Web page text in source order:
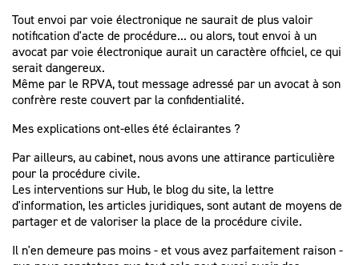
Tout envoi par voie électronique ne saurait de plus valoir
notification d'acte de procédure... ou alors, tout envoi à un
avocat par voie électronique aurait un caractère officiel, ce qui
serait dangereux.
Même par le RPVA, tout message adressé par un avocat à son
confrère reste couvert par la confidentialité.
Mes explications ont-elles été éclairantes ?
Par ailleurs, au cabinet, nous avons une attirance particulière
pour la procédure civile.
Les interventions sur Hub, le blog du site, la lettre
d'information, les articles juridiques, sont autant de moyens de
partager et de valoriser la place de la procédure civile.
Il n'en demeure pas moins - et vous avez parfaitement raison -